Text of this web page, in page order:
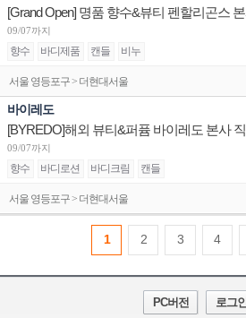
09/07까지
향수 바디제품 캔들 비누
서울 영등포구 > 더현대서울
바이레도
09/07까지
향수 바디로션 바디크림 캔들
서울 영등포구 > 더현대서울
1 2 3 4
PC버전 로그인